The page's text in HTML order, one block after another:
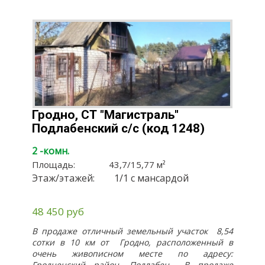
Юстиции 02240/63 от 12.07.2005 г.
к дому. Канализация в доме смонтирована.
Сделан забор. Участок 15 соток в ПНВ
Гродно, СТ "Магистраль"
Подлабенский с/с (код 1248)
2 -комн.
Площадь: 43,7/15,77 м²
Этаж/этажей: 1/1 с мансардой
48 450 руб
В продаже отличный земельный участок 8,54
сотки в 10 км от Гродно, расположенный в
очень живописном месте по адресу: